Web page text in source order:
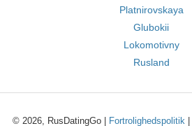
Platnirovskaya
Glubokii
Lokomotivny
Rusland
© 2026, RusDatingGo | Fortrolighedspolitik|